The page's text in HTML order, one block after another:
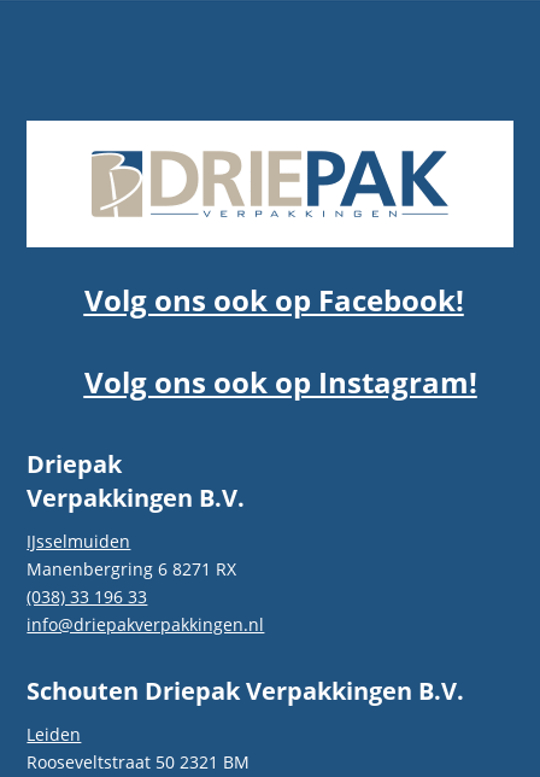
Volg ons ook op Facebook!
Volg ons ook op Instagram!
Driepak
Verpakkingen B.V.
IJsselmuiden
Manenbergring 6 8271 RX
(038) 33 196 33
info@driepakverpakkingen.nl
Schouten Driepak Verpakkingen B.V.
Leiden
Rooseveltstraat 50 2321 BM